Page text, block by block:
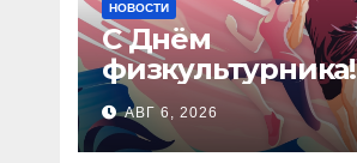
НОВОСТИ
С Днём
физкультурника!
АВГ 6, 2026